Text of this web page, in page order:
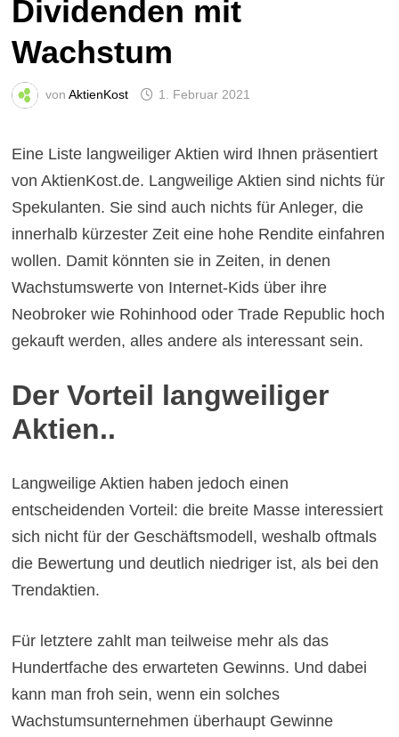
Dividenden mit
Wachstum
von AktienKost 1. Februar 2021
Eine Liste langweiliger Aktien wird Ihnen präsentiert
von AktienKost.de. Langweilige Aktien sind nichts für
Spekulanten. Sie sind auch nichts für Anleger, die
innerhalb kürzester Zeit eine hohe Rendite einfahren
wollen. Damit könnten sie in Zeiten, in denen
Wachstumswerte von Internet-Kids über ihre
Neobroker wie Rohinhood oder Trade Republic hoch
gekauft werden, alles andere als interessant sein.
Der Vorteil langweiliger
Aktien..
Langweilige Aktien haben jedoch einen
entscheidenden Vorteil: die breite Masse interessiert
sich nicht für der Geschäftsmodell, weshalb oftmals
die Bewertung und deutlich niedriger ist, als bei den
Trendaktien.
Für letztere zahlt man teilweise mehr als das
Hundertfache des erwarteten Gewinns. Und dabei
kann man froh sein, wenn ein solches
Wachstumsunternehmen überhaupt Gewinne